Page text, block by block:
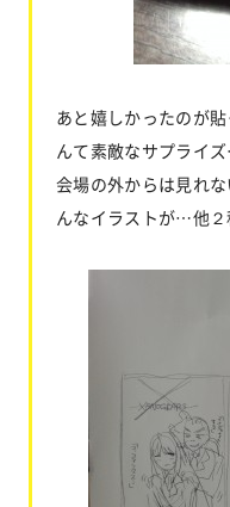
あと嬉しかったのが
んて素敵なサプライ
会場の外からは見れ
んなイラストが…他２